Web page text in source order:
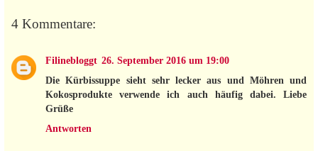
4 Kommentare:
Filinebloggt 26. September 2016 um 19:00
Die Kürbissuppe sieht sehr lecker aus und Möhren und
Kokosprodukte verwende ich auch häufig dabei. Liebe
Grüße
Antworten